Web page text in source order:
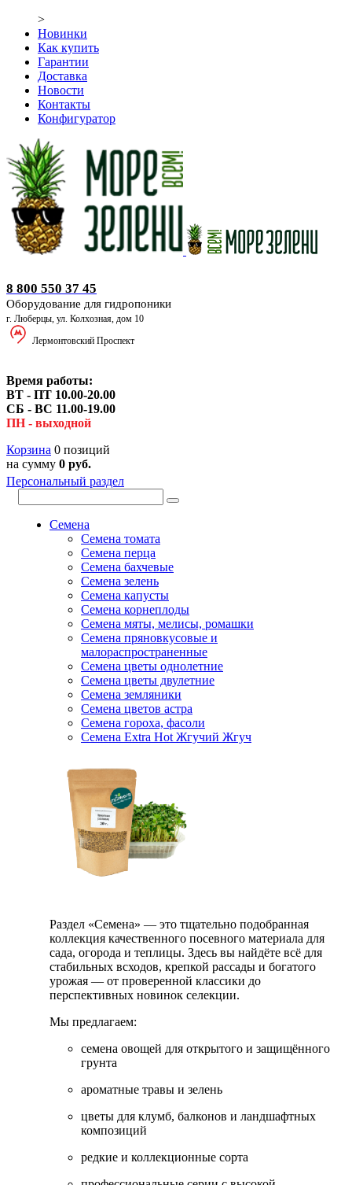
>
Новинки
Как купить
Гарантии
Доставка
Новости
Контакты
Конфигуратор
8 800 550 37 45
Оборудование для гидропоники
г. Люберцы, ул. Колхозная, дом 10
Лермонтовский Проспект
Время работы:
ВТ - ПТ 10.00-20.00
СБ - ВС 11.00-19.00
ПН - выходной
Корзина 0 позиций
на сумму 0 руб.
Персональный раздел
Семена
Семена томата
Семена перца
Семена бахчевые
Семена зелень
Семена капусты
Семена корнеплоды
Семена мяты, мелисы, ромашки
Семена пряновкусовые и
малораспространенные
Семена цветы однолетние
Семена цветы двулетние
Семена земляники
Семена цветов астра
Семена гороха, фасоли
Семена Extra Hot Жгучий Жгуч
Раздел «Семена» — это тщательно подобранная
коллекция качественного посевного материала для
сада, огорода и теплицы. Здесь вы найдёте всё для
стабильных всходов, крепкой рассады и богатого
урожая — от проверенной классики до
перспективных новинок селекции.
Мы предлагаем:
семена овощей для открытого и защищённого
грунта
ароматные травы и зелень
цветы для клумб, балконов и ландшафтных
композиций
редкие и коллекционные сорта